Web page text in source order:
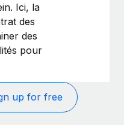
Ici, la
des
des
pour
up for free